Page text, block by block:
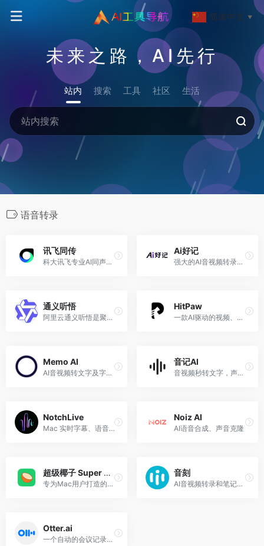
未来之路，AI先行
站内 搜索 工具 社区 生活
语音转录
讯飞同传
科大讯飞专业AI同声传译、实时字幕翻译工具
Ai好记
强大的AI音视频转录与总结工具
通义听悟
阿里云通义听悟是聚焦音视频内容的工作学习AI助手，依托大模型，帮助用户记录、整理和分析音视频内容，体验用大模型做音视频笔记、整理会议记录。
HitPaw
一款AI驱动的视频、图片编辑器
Memo AI
AI音视频转文字及字幕翻译工具
音记AI
音视频秒转文字，声波流式转录，让每个声音都成篇章
NotchLive
Mac 实时字幕、语音转文字和实时翻译应用
Noiz AI
AI语音合成、声音克隆
超级椰子 Super Coco
专为Mac用户打造的AI语音输入工具。你动嘴，椰子干活。
音刻
AI音视频转录和笔记工具
Otter.ai
一个自动的会议记录和笔记工具，会议内容生成和实时转录
简体中文 ▼